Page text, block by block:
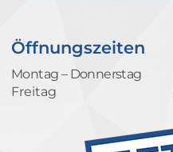
Öffnungszeiten
Montag – Donnerstag
Freitag